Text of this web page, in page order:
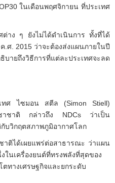
ในเดือนพฤศจิกายน ที่ประเทศ
าง ๆ ยังไม่ได้ดำเนินการ ทั้งที่ได้
.ศ. 2015 ว่าจะต้องส่งแผนภายในปี
ายถึงวิธีการที่แต่ละประเทศจะลด
ทศ ไซมอน สตีล (Simon Stiell)
ชาชาติ กล่าวถึง NDCs ว่าเป็น
บวิกฤตสภาพภูมิอากาศโลก
าติได้เผยแพร่ต่อสาธารณะ ว่าแผน
ในเครื่องยนต์ที่ทรงพลังที่สุดของ
ทางเศรษฐกิจและยกระดับ